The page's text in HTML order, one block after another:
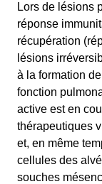
Lors de lésions
réponse
récupération
lésions
à la formation
fonction
active est en
thérapeutiques
et, en même
cellules des
souches